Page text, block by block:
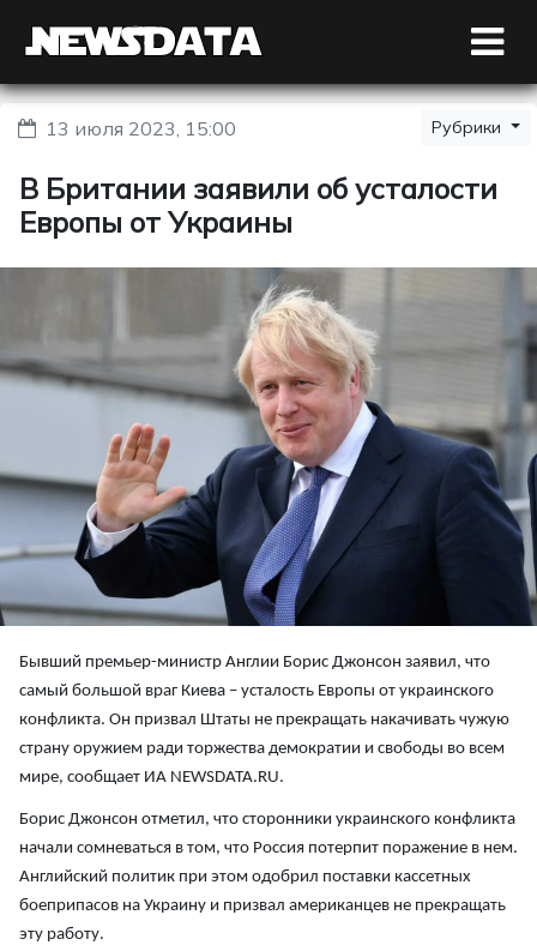
13 июля 2023, 15:00 Рубрики
В Британии заявили об усталости
Европы от Украины
Бывший премьер-министр Англии Борис Джонсон заявил, что
самый большой враг Киева – усталость Европы от украинского
конфликта. Он призвал Штаты не прекращать накачивать чужую
страну оружием ради торжества демократии и свободы во всем
мире, сообщает ИА NEWSDATA.RU.
Борис Джонсон отметил, что сторонники украинского конфликта
начали сомневаться в том, что Россия потерпит поражение в нем.
Английский политик при этом одобрил поставки кассетных
боеприпасов на Украину и призвал американцев не прекращать
эту работу.